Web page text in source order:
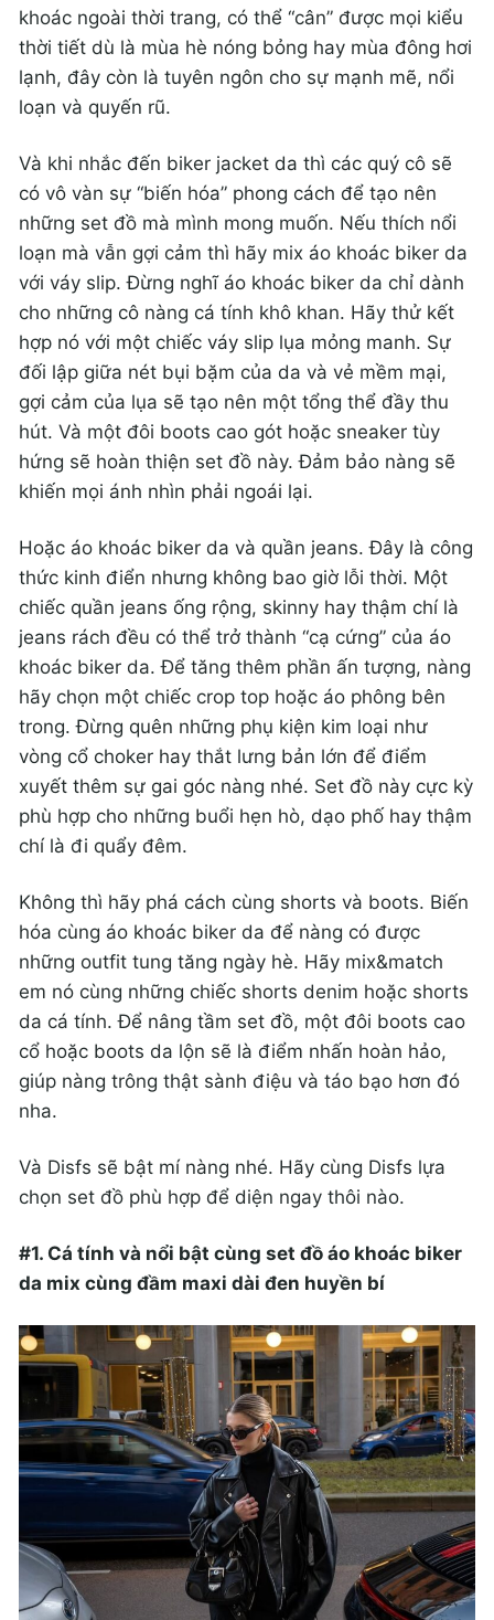
khoác ngoài thời trang, có thể “cân” được mọi kiểu
thời tiết dù là mùa hè nóng bỏng hay mùa đông hơi
lạnh, đây còn là tuyên ngôn cho sự mạnh mẽ, nổi
loạn và quyến rũ.
Và khi nhắc đến biker jacket da thì các quý cô sẽ
có vô vàn sự “biến hóa” phong cách để tạo nên
những set đồ mà mình mong muốn. Nếu thích nổi
loạn mà vẫn gợi cảm thì hãy mix áo khoác biker da
với váy slip. Đừng nghĩ áo khoác biker da chỉ dành
cho những cô nàng cá tính khô khan. Hãy thử kết
hợp nó với một chiếc váy slip lụa mỏng manh. Sự
đối lập giữa nét bụi bặm của da và vẻ mềm mại,
gợi cảm của lụa sẽ tạo nên một tổng thể đầy thu
hút. Và một đôi boots cao gót hoặc sneaker tùy
hứng sẽ hoàn thiện set đồ này. Đảm bảo nàng sẽ
khiến mọi ánh nhìn phải ngoái lại.
Hoặc áo khoác biker da và quần jeans. Đây là công
thức kinh điển nhưng không bao giờ lỗi thời. Một
chiếc quần jeans ống rộng, skinny hay thậm chí là
jeans rách đều có thể trở thành “cạ cứng” của áo
khoác biker da. Để tăng thêm phần ấn tượng, nàng
hãy chọn một chiếc crop top hoặc áo phông bên
trong. Đừng quên những phụ kiện kim loại như
vòng cổ choker hay thắt lưng bản lớn để điểm
xuyết thêm sự gai góc nàng nhé. Set đồ này cực kỳ
phù hợp cho những buổi hẹn hò, dạo phố hay thậm
chí là đi quẩy đêm.
Không thì hãy phá cách cùng shorts và boots. Biến
hóa cùng áo khoác biker da để nàng có được
những outfit tung tăng ngày hè. Hãy mix&match
em nó cùng những chiếc shorts denim hoặc shorts
da cá tính. Để nâng tầm set đồ, một đôi boots cao
cổ hoặc boots da lộn sẽ là điểm nhấn hoàn hảo,
giúp nàng trông thật sành điệu và táo bạo hơn đó
nha.
Và Disfs sẽ bật mí nàng nhé. Hãy cùng Disfs lựa
chọn set đồ phù hợp để diện ngay thôi nào.
#1. Cá tính và nổi bật cùng set đồ áo khoác biker
da mix cùng đầm maxi dài đen huyền bí